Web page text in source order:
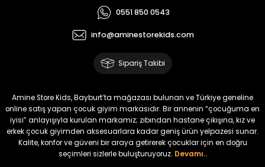
0551 850 0543
info@aminestorekids.com
Sipariş Takibi
Amine Store Kids, Bayburt’ta mağazası bulunan ve Türkiye geneline
online satış yapan çocuk giyim markasıdır. Bir annenin “çocuğuma en
iyisi” anlayışıyla kurulan markamız; zıbından hastane çıkışına, kız ve
erkek çocuk giyimden aksesuarlara kadar geniş ürün yelpazesi sunar.
Kalite, konfor ve güveni bir araya getirerek çocuklar için en doğru
seçimleri sizlerle buluşturuyoruz. Devamı..